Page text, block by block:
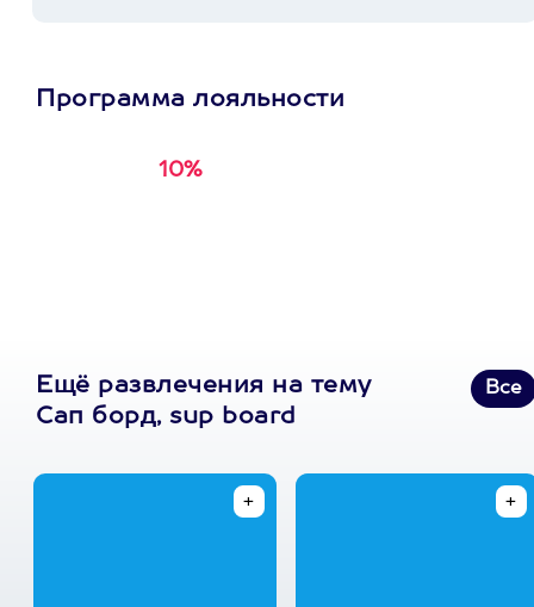
Программа лояльности
10%
Ещё развлечения на тему
Сап борд, sup board
Все